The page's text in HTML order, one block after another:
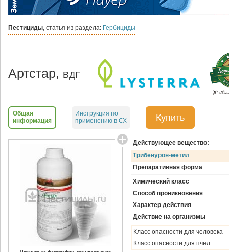
Пестициды, статья из раздела: Гербициды
Артстар, ВДГ
Общая
информация
Инструкция по
применению в СХ
Купить
Действующее вещество:
Трибенурон-метил
Препаративная форма
Химический класс
Способ проникновения
Характер действия
Действие на организмы
Класс опасности для человека
Класс опасности для пчел